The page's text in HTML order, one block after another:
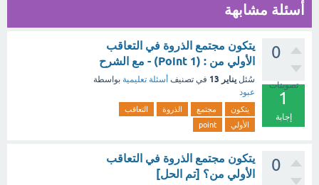
أسئلة مشابهة
0
تصويتات
1
إجابة
يتكون مجتمع الذروة في التعاقب
الأولي من : (1 Point) - مع الشرح
سُئل يناير 13 في تصنيف أسئلة تعليمية بواسطة
عبود
يتكون مجتمع الذروة
التعاقب
الأولي
point
0
يتكون مجتمع الذروة في التعاقب
الأولي من؟ [تم الحل]